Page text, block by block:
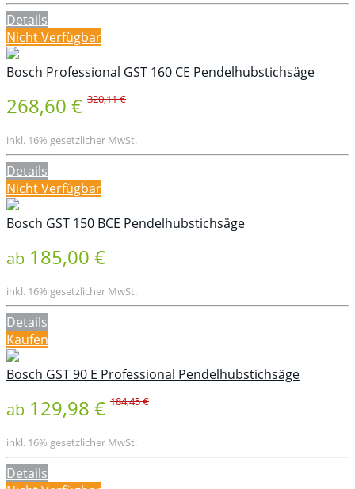
Details
Nicht Verfügbar
Bosch Professional GST 160 CE Pendelhubstichsäge
268,60 € 320,11 €
inkl. 16% gesetzlicher MwSt.
Details
Nicht Verfügbar
Bosch GST 150 BCE Pendelhubstichsäge
ab 185,00 €
inkl. 16% gesetzlicher MwSt.
Details
Kaufen
Bosch GST 90 E Professional Pendelhubstichsäge
ab 129,98 € 184,45 €
inkl. 16% gesetzlicher MwSt.
Details